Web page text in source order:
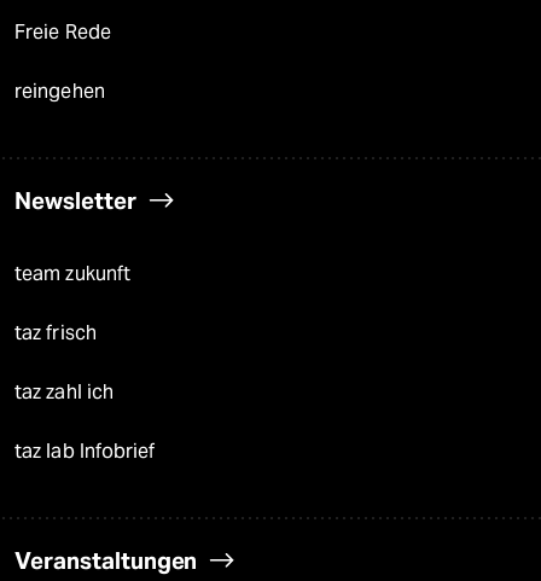
Freie Rede
reingehen
Newsletter
team zukunft
taz frisch
taz zahl ich
taz lab Infobrief
Veranstaltungen